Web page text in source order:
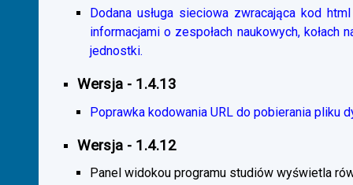
Dodana usługa sieciowa zwracająca kod
informacjami o zespołach naukowych,
jednostki.
Wersja - 1.4.13
Poprawka kodowania URL do pobierania pliku
Wersja - 1.4.12
Panel widokou programu studiów wyświetla